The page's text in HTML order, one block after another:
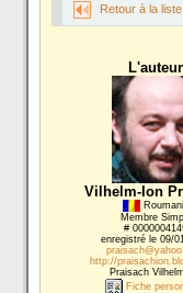
Retour à la liste
L'auteur
Vilhelm-Ion
Membre
#
enregistré le 09/
http://
Praisach
Fiche